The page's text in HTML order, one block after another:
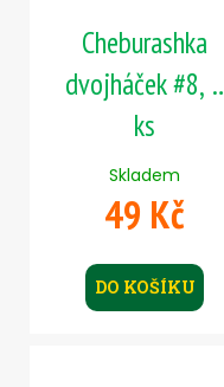
Cheburashka
dvojháček #8, 5
ks
Skladem
49 Kč
DO KOŠÍKU